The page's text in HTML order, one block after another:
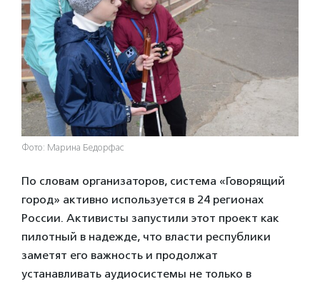
Фото: Марина Бедорфас
По словам организаторов, система «Говорящий
город» активно используется в 24 регионах
России. Активисты запустили этот проект как
пилотный в надежде, что власти республики
заметят его важность и продолжат
устанавливать аудиосистемы не только в